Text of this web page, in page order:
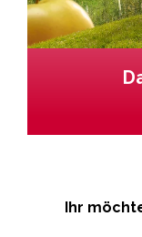
Ihr